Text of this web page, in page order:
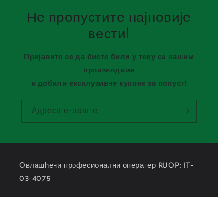
Не пропустите најновије
вести!
Пријавите се да бисте били у току са нашим
производима
и добили ексклузивне купоне за попуст!
Адреса е-поште
Овлашћени професионални оператер RUOP: IT-
03-4075